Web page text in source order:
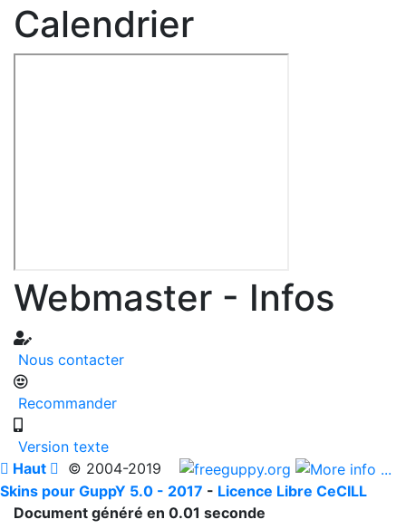
Calendrier
Webmaster - Infos
Nous contacter
Recommander
Version texte
 Haut  © 2004-2019
Skins pour GuppY 5.0 - 2017 - Licence Libre CeCILL
Document généré en 0.01 seconde